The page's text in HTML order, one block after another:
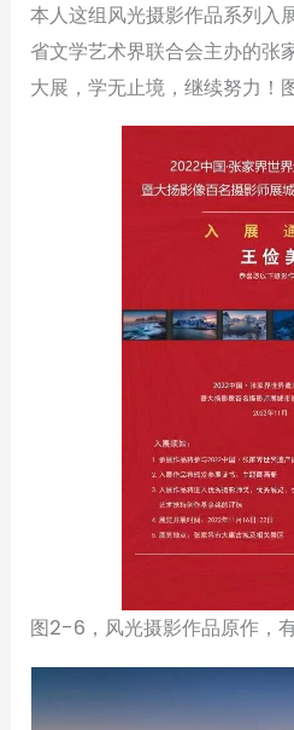
本人这组风光摄影作品系列入
省文学艺术界联合会主办的张
大展，学无止境，继续努力！
图2-6，风光摄影作品原作，